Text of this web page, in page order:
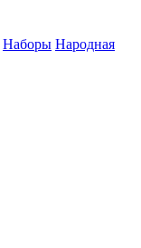
Наборы Народная